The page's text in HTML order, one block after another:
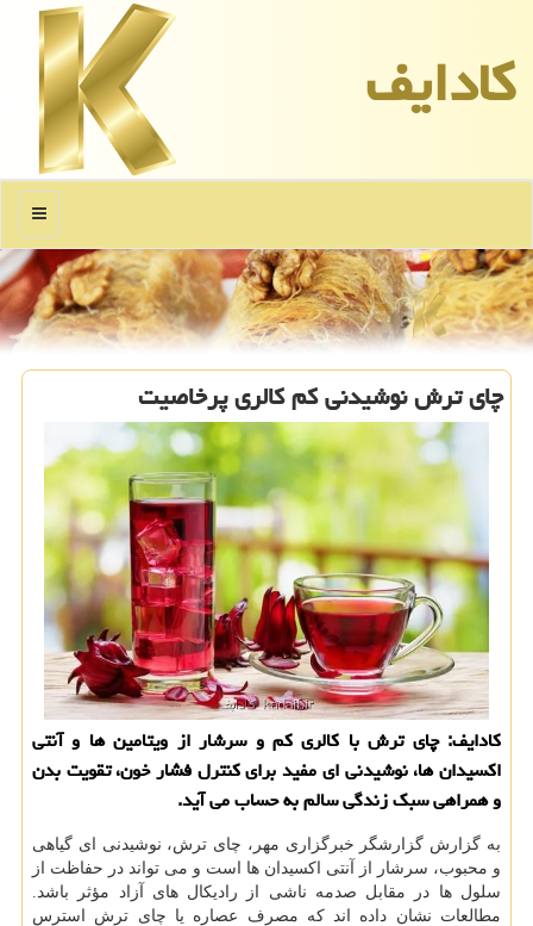
كادایف
منو
چای ترش نوشیدنی کم کالری پرخاصیت
کادایف: چای ترش با کالری کم و سرشار از ویتامین ها و آنتی
اکسیدان ها، نوشیدنی ای مفید برای کنترل فشار خون، تقویت بدن
و همراهی سبک زندگی سالم به حساب می آید.
به گزارش گزارشگر خبرگزاری مهر، چای ترش، نوشیدنی ای گیاهی
و محبوب، سرشار از آنتی اکسیدان ها است و می تواند در حفاظت از
سلول ها در مقابل صدمه ناشی از رادیکال های آزاد مؤثر باشد.
مطالعات نشان داده اند که مصرف عصاره یا چای ترش استرس